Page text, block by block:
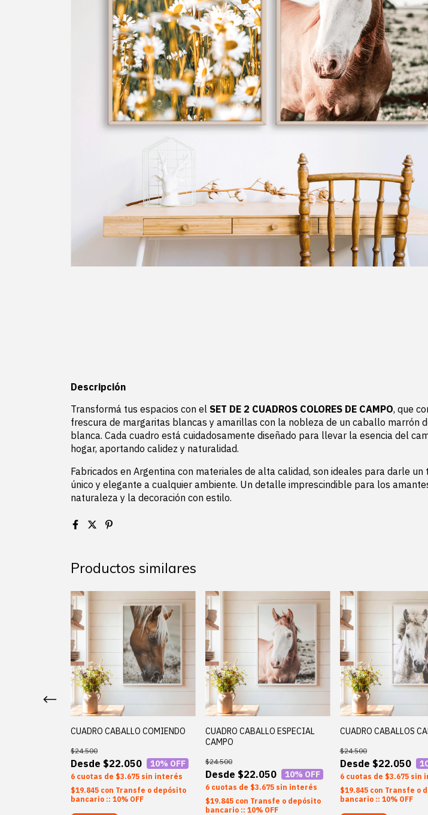
Descripción
Transformá tus espacios con el SET DE 2 CUADROS COLORES DE CAMPO, que
frescura de margaritas blancas y amarillas con la nobleza de un caballo marrón
blanca. Cada cuadro está cuidadosamente diseñado para llevar la esencia del
hogar, aportando calidez y naturalidad.
Fabricados en Argentina con materiales de alta calidad, son ideales para darle un
único y elegante a cualquier ambiente. Un detalle imprescindible para los
naturaleza y la decoración con estilo.
Productos similares
CUADRO CABALLO COMIENDO
$22.050
$24.500
10% OFF
6 $3.675 sin interés
$19.845 con Transfe o depósito
bancario :: 10% OFF
CUADRO CABALLO ESPECIAL
CAMPO
$22.050
$24.500
10% OFF
6 $3.675 sin interés
$19.845 con Transfe o depósito
bancario :: 10% OFF
CUADRO CABALLOS
$22.050
$24.500
6 $3.675 sin
$19.845 con Transfe o
bancario :: 10% OFF